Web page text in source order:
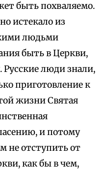
быть похваляемо.
истекало из
людьми
быть в Церкви,
Русские люди знали,
приготовление к
жизни Святая
и потому
не отступить от
как бы в чем,